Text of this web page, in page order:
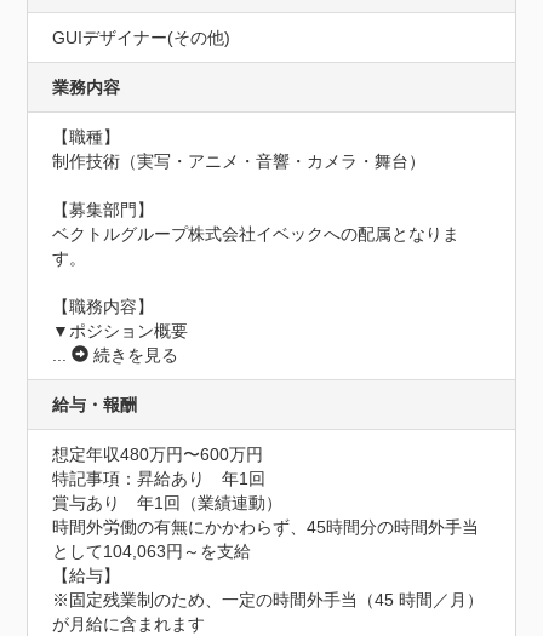
GUIデザイナー(その他)
業務内容
【職種】
制作技術（実写・アニメ・音響・カメラ・舞台）
【募集部門】
ベクトルグループ株式会社イベックへの配属となりま
す。
【職務内容】
...
続きを見る
給与・報酬
想定年収480万円〜600万円
特記事項：昇給あり　年1回
賞与あり　年1回（業績連動）
時間外労働の有無にかかわらず、45時間分の時間外手当
として104,063円～を支給
【給与】
※固定残業制のため、一定の時間外手当（45 時間／月）
が月給に含まれます